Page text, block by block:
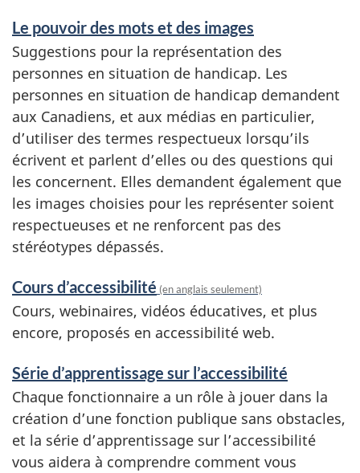
Le pouvoir des mots et des images
Suggestions pour la représentation des
personnes en situation de handicap. Les
personnes en situation de handicap demandent
aux Canadiens, et aux médias en particulier,
d’utiliser des termes respectueux lorsqu’ils
écrivent et parlent d’elles ou des questions qui
les concernent. Elles demandent également que
les images choisies pour les représenter soient
respectueuses et ne renforcent pas des
stéréotypes dépassés.
Cours d’accessibilité (en anglais seulement)
Cours, webinaires, vidéos éducatives, et plus
encore, proposés en accessibilité web.
Série d’apprentissage sur l’accessibilité
Chaque fonctionnaire a un rôle à jouer dans la
création d’une fonction publique sans obstacles,
et la série d’apprentissage sur l’accessibilité
vous aidera à comprendre comment vous